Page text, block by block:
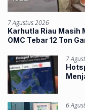
7 Agustus 2026
Karhutla Riau Masih
OMC Tebar 12 Ton
7
6